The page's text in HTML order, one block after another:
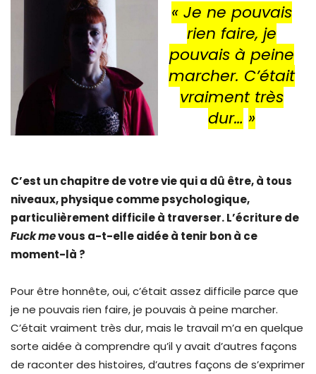
« Je ne pouvais
rien faire, je
pouvais à peine
marcher. C’était
vraiment très
dur… »
C’est un chapitre de votre vie qui a dû être, à tous
niveaux, physique comme psychologique,
particulièrement difficile à traverser. L’écriture de
Fuck mevous a-t-elle aidée à tenir bon à ce
moment-là ?
Pour être honnête, oui, c’était assez difficile parce que
je ne pouvais rien faire, je pouvais à peine marcher.
C’était vraiment très dur, mais le travail m’a en quelque
sorte aidée à comprendre qu’il y avait d’autres façons
de raconter des histoires, d’autres façons de s’exprimer